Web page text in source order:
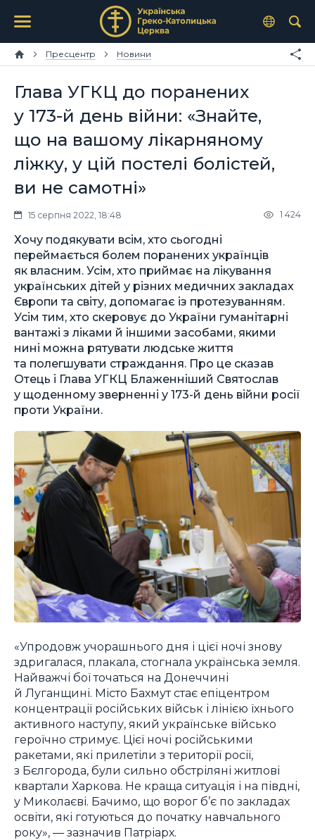
Пресцентр Новини
Глава УГКЦ до поранених
у 173-й день війни: «Знайте,
що на вашому лікарняному
ліжку, у цій постелі болістей,
ви не самотні»
15 серпня 2022, 18:48 1 424
Хочу подякувати всім, хто сьогодні
переймається болем поранених українців
як власним. Усім, хто приймає на лікування
українських дітей у різних медичних закладах
Європи та світу, допомагає із протезуванням.
Усім тим, хто скеровує до України гуманітарні
вантажі з ліками й іншими засобами, якими
нині можна рятувати людське життя
та полегшувати страждання. Про це сказав
Отець і Глава УГКЦ Блаженніший Святослав
у щоденному зверненні у 173-й день війни росії
проти України.
«Упродовж учорашнього дня і цієї ночі знову
здригалася, плакала, стогнала українська земля.
Найважчі бої точаться на Донеччині
й Луганщині. Місто Бахмут стає епіцентром
концентрації російських військ і лінією їхнього
активного наступу, який українське військо
героїчно стримує. Цієї ночі російськими
ракетами, які прилетіли з території росії,
з Бєлгорода, були сильно обстріляні житлові
квартали Харкова. Не краща ситуація і на півдні,
у Миколаєві. Бачимо, що ворог б’є по закладах
освіти, які готуються до початку навчального
року», — зазначив Патріарх.